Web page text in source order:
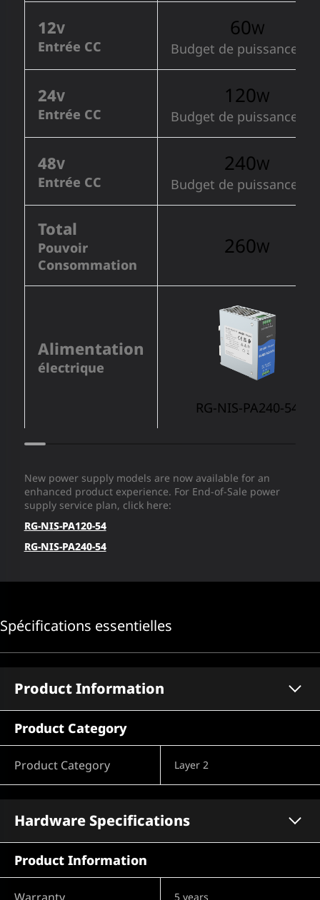
12V
Entrée CC
60W
Budget de puissance
24V
Entrée CC
120W
Budget de puissance
48V
Entrée CC
240W
Budget de puissance
Total
Pouvoir
Consommation
260W
Alimentation
électrique
RG-NIS-PA240-54
New power supply models are now available for an
enhanced product experience. For End-of-Sale power
supply service plan, click here:
RG-NIS-PA120-54
RG-NIS-PA240-54
Spécifications essentielles
Product Information
Product Category
Product Category Layer 2
Hardware Specifications
Product Information
5 years